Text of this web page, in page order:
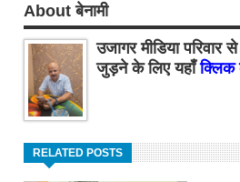
About बेनामी
उजागर मीडिया
जुड़ने के लिए यहाँक्लिक
RELATED POSTS